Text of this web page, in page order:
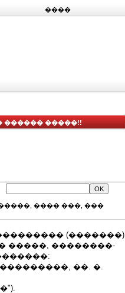
����
������ �����!!
���� ���, ���
(�������)
�����, ��������-
��. �.